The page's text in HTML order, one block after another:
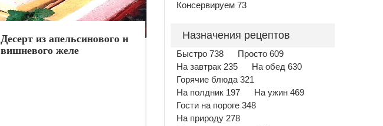
Десерт из апельсинового и
вишневого желе
Консервируем 73
Назначения рецептов
Быстро 738
Просто 609
На завтрак 235
На обед 630
Горячие блюда 321
На полдник 197
На ужин 469
Гости на пороге 348
На природу 278